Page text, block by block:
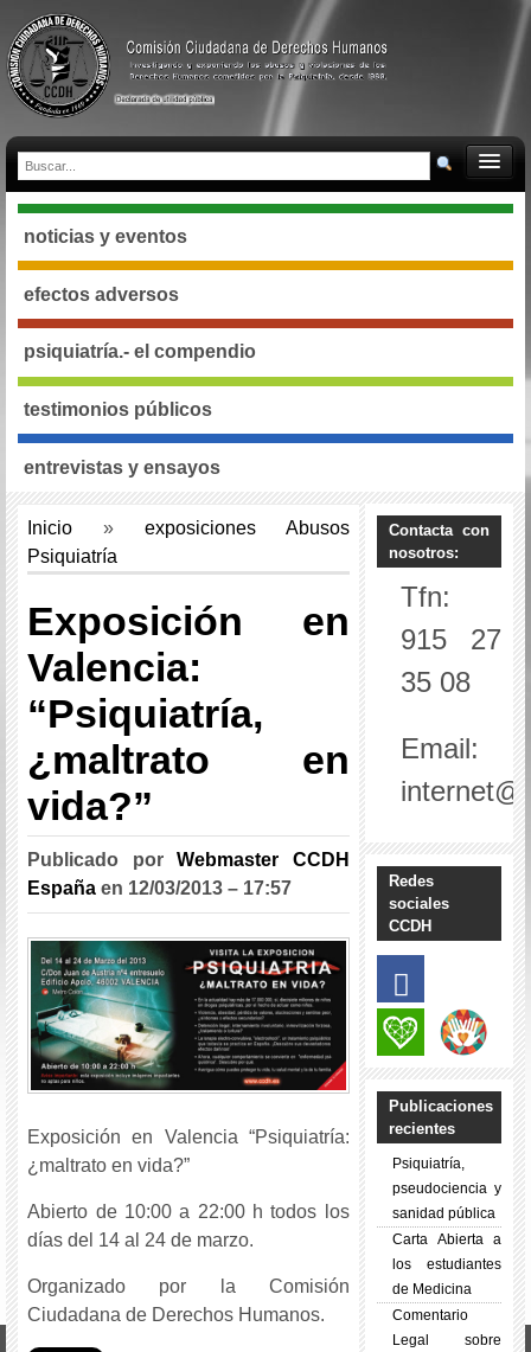
noticias y eventos
efectos adversos
psiquiatría.- el compendio
testimonios públicos
entrevistas y ensayos
Inicio» exposiciones Abusos
Psiquiatría
Exposición en
Valencia:
“Psiquiatría,
¿maltrato en
vida?”
Publicado porWebmaster CCDH
España en 12/03/2013 – 17:57
Exposición en Valencia “Psiquiatría:
¿maltrato en vida?”
Abierto de 10:00 a 22:00 h todos los
días del 14 al 24 de marzo.
Organizado por la Comisión
Ciudadana de Derechos Humanos.
Contacta con
nosotros:
Tfn:
915 27
35 08
Email:
Redes
sociales
CCDH
Publicaciones
recientes
Psiquiatría,
pseudociencia y
sanidad pública
Carta Abierta a
los estudiantes
de Medicina
Comentario
Legal sobre